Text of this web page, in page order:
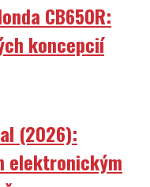
CB650R:
koncepcií
(2026):
elektronickým